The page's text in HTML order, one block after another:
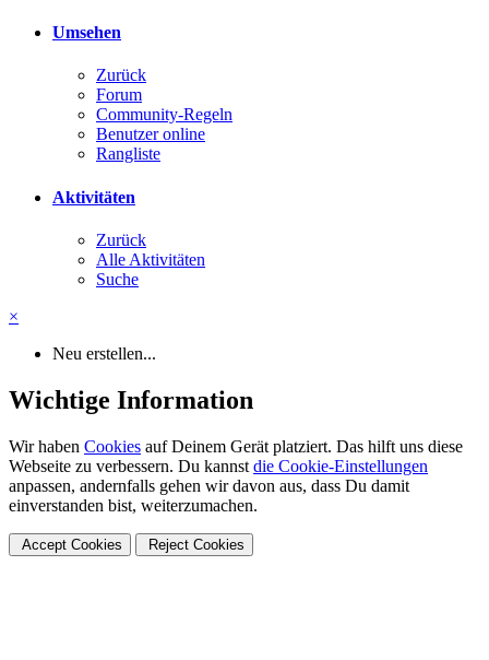
Umsehen
Zurück
Forum
Community-Regeln
Benutzer online
Rangliste
Aktivitäten
Zurück
Alle Aktivitäten
Suche
×
Neu erstellen...
Wichtige Information
Wir haben Cookies auf Deinem Gerät platziert. Das hilft uns diese
Webseite zu verbessern. Du kannst die Cookie-Einstellungen
anpassen, andernfalls gehen wir davon aus, dass Du damit
einverstanden bist, weiterzumachen.
Accept Cookies Reject Cookies